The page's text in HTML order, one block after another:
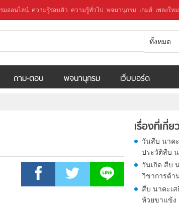
มออนไลน์ ความรู้รอบตัว ความรู้ทั่วไป พจนานุกรม เกมส์ เพลงใหม่
ทั้งหมด
ถาม-ตอบ พจนานุกรม เว็บบอร์ด
เรื่องที่เกี่
วันสืบ นาค
ประวัติสืบ น
วันเกิด สืบ
วิชาการด้า
สืบ นาคะเ
ห้วยขาแข้ง